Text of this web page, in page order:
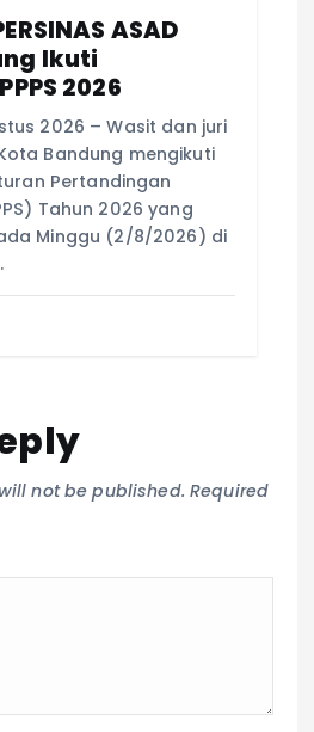
ASAD
Ikuti
2026
2026 – Wasit dan juri
Kota Bandung mengikuti
Pertandingan
Tahun 2026 yang
Minggu (2/8/2026) di
not be published. Required